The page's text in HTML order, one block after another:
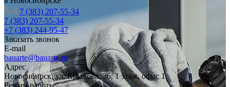
7 (383) 207-55-34
7 (383) 207-55-34
+7 (383) 244-95-47
Заказать звонок
E-mail
bauarte@bauarte.ru
Адрес
Новосибирск, ул. Крылова, 36, 1 этаж, офис 1
Режим работы